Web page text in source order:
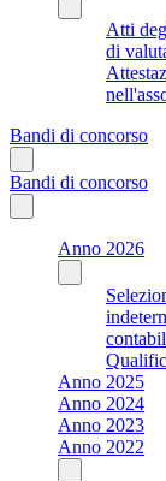
Atti
di
Bandi di concorso
Bandi di concorso
Anno 2026
Anno 2025
Anno 2024
Anno 2023
Anno 2022